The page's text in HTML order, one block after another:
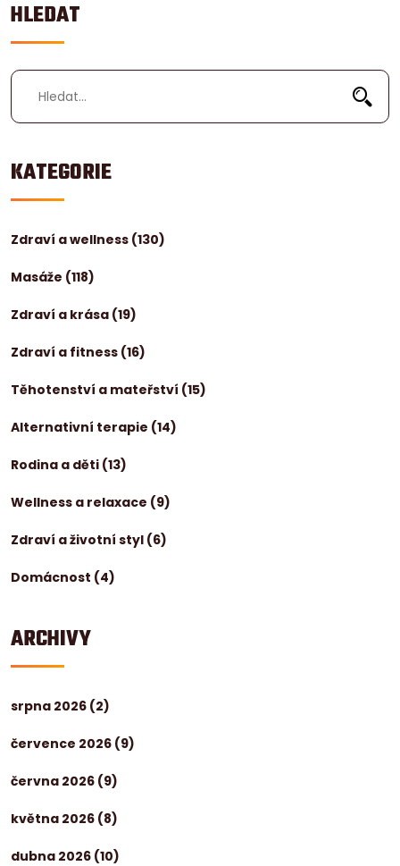
HLEDAT
KATEGORIE
Zdraví a wellness (130)
Masáže (118)
Zdraví a krása (19)
Zdraví a fitness (16)
Těhotenství a mateřství (15)
Alternativní terapie (14)
Rodina a děti (13)
Wellness a relaxace (9)
Zdraví a životní styl (6)
Domácnost (4)
ARCHIVY
srpna 2026 (2)
července 2026 (9)
června 2026 (9)
května 2026 (8)
dubna 2026 (10)